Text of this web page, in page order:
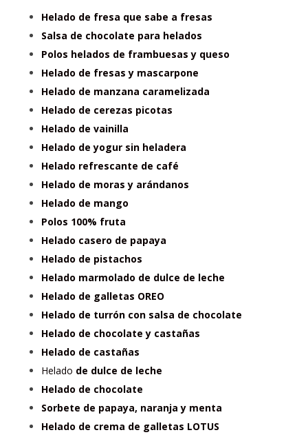
Helado de fresa que sabe a fresas
Salsa de chocolate para helados
Polos helados de frambuesas y queso
Helado de fresas y mascarpone
Helado de manzana caramelizada
Helado de cerezas picotas
Helado de vainilla
Helado de yogur sin heladera
Helado refrescante de café
Helado de moras y arándanos
Helado de mango
Polos 100% fruta
Helado casero de papaya
Helado de pistachos
Helado marmolado de dulce de leche
Helado de galletas OREO
Helado de turrón con salsa de chocolate
Helado de chocolate y castañas
Helado de castañas
Helado de dulce de leche
Helado de chocolate
Sorbete de papaya, naranja y menta
Helado de crema de galletas LOTUS